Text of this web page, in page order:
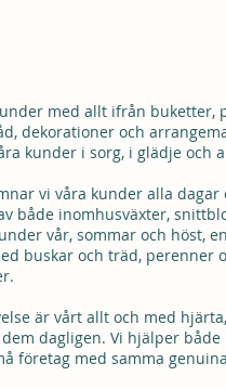
med allt ifrån buketter,
dekorationer och
kunder i sorg, i glädje och
vi våra kunder alla
både inomhusväxter,
vår, sommar och höst,
buskar och träd, perenner
är vårt allt och med
dagligen. Vi hjälper
företag med samma